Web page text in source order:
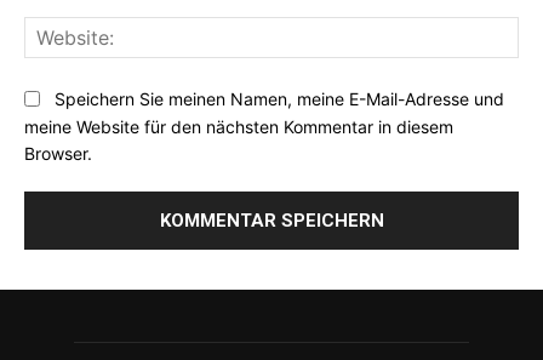
Speichern Sie meinen Namen, meine E-Mail-Adresse und
meine Website für den nächsten Kommentar in diesem
Browser.